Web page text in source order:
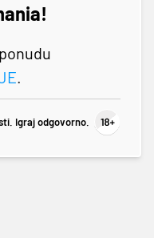
.
Igraj odgovorno.